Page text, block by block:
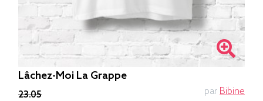
Lâchez-Moi La Grappe
23.05 par Bibine